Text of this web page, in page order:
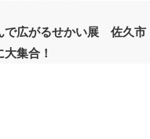
で広がるせかい展 佐久市
集合！